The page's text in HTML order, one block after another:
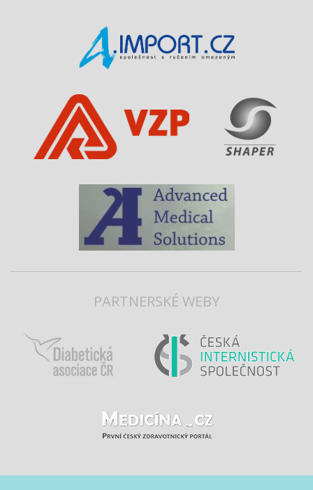
PARTNERSKÉ WEBY